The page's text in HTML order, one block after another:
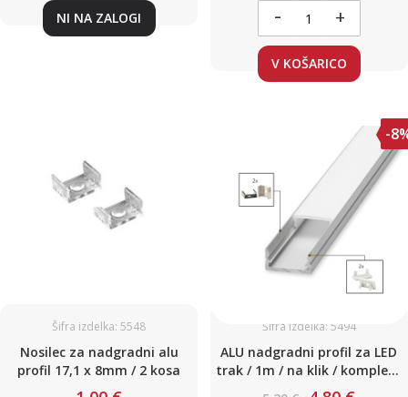
NI NA ZALOGI - +
V KOŠARICO
Šifra izdelka: 5548
Nosilec za nadgradni alu
profil 17,1 x 8mm / 2 kosa
-
Šifra izdelka: 5494
ALU nadgradni profil za LED
trak / 1m / na klik / komplet /
15 x 6mm